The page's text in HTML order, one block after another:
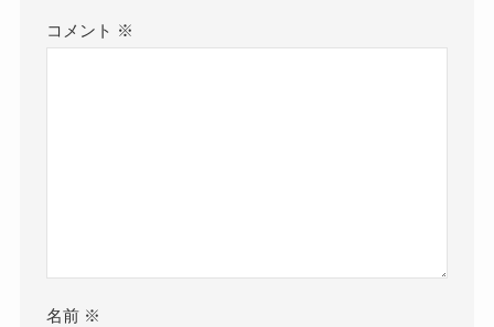
コメント ※
名前 ※